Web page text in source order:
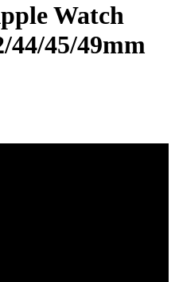
Watch
44/45/49mm